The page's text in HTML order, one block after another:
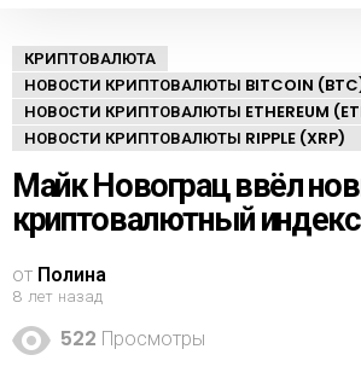
КРИПТОВАЛЮТА
НОВОСТИ КРИПТОВАЛЮТЫ BITCOIN
НОВОСТИ КРИПТОВАЛЮТЫ ETHEREUM
НОВОСТИ КРИПТОВАЛЮТЫ RIPPLE (XRP)
Майк Новограц ввёл
криптовалютный индекс
от Полина
8 лет назад
522 Просмотры